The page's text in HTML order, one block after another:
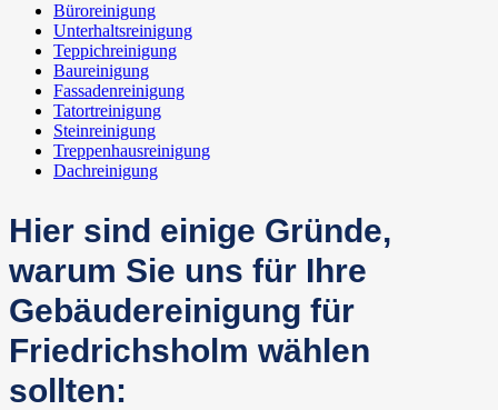
Büroreinigung
Unterhaltsreinigung
Teppichreinigung
Baureinigung
Fassadenreinigung
Tatortreinigung
Steinreinigung
Treppenhausreinigung
Dachreinigung
Hier sind einige Gründe,
warum Sie uns für Ihre
Gebäudereinigung für
Friedrichsholm wählen
sollten: